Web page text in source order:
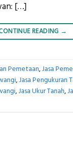
[…]
READING →
Pemetaan,Jasa
,Jasa Pengukuran
,Jasa Ukur Tanah,